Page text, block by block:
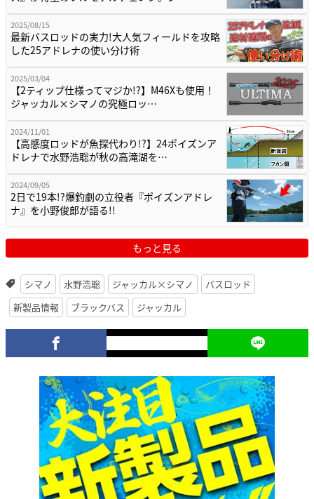
2025/08/15
最新バスロッドの実力!大人気フィールドを攻略
した25アドレナの使い分け術
2025/03/04
【2ティップ仕様ってマジか!?】M46Xも使用！
ジャッカル×シマノの究極ロッ…
2024/11/01
【高感度ロッドが魚探代わり!?】24ポイズンア
ドレナで水野浩聡が秋の高滝湖を…
2024/09/05
2日で19本!?爆釣劇の立役者『ポイズンアドレ
ナ』を小野俊郎が語る!!
もっと見る
シマノ 水野浩聡 ジャッカル×シマノ
バスロッド
新製品情報
ブラックバス ジャッカル